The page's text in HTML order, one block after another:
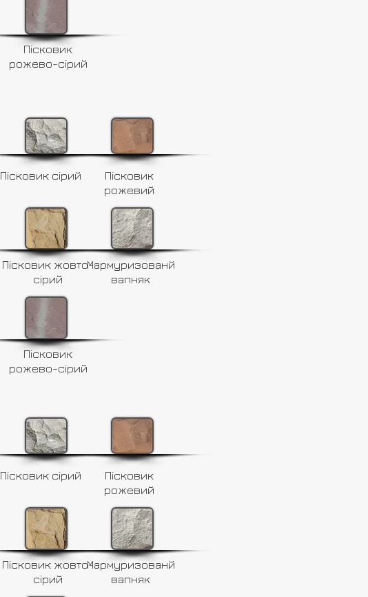
Пісковик
рожево-сірий
Пісковик сірий
Пісковик
рожевий
Пісковик жовто-
сірий
Мармуризованй
вапняк
Пісковик
рожево-сірий
Пісковик сірий
Пісковик
рожевий
Пісковик жовто-
сірий
Мармуризованй
вапняк